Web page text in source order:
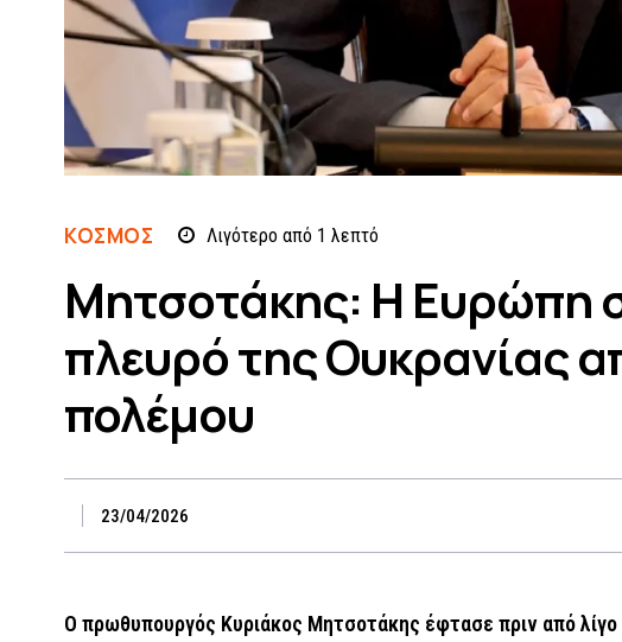
ΚΌΣΜΟΣ Λιγότερο από 1 λεπτό
Μητσοτάκης: Η Ευρώπη
πλευρό της Ουκρανίας
πολέμου
23/04/2026
Ο πρωθυπουργός Κυριάκος Μητσοτάκης έφτασε πριν από